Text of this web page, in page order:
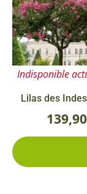
Indisponible
Lilas des
139,90